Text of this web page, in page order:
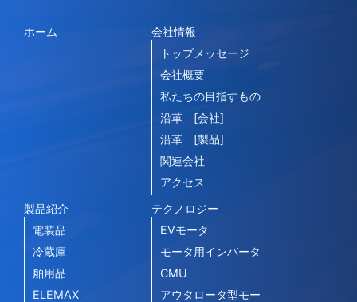
ホーム
会社情報
トップメッセージ
会社概要
私たちの目指すもの
沿革 [会社]
沿革 [製品]
関連会社
アクセス
製品紹介
電装品
冷蔵庫
舶用品
ELEMAX
テクノロジー
EVモータ
モータ用インバータ
CMU
アウタロータ型モー